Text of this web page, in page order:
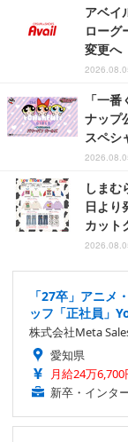
アベイ
ローグ
変更へ
「一
ナップ
スペシ
しまむ
日より
カット
「27卒」アニメ
ッフ「正社員」
株式会社Meta
愛知県
月給24万
新卒・インタ